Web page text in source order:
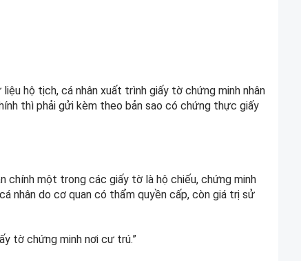
hộ tịch, cá nhân xuất trình giấy tờ chứng minh nhân
thì phải gửi kèm theo bản sao có chứng thực giấy
chính một trong các giấy tờ là hộ chiếu, chứng minh
nhân do cơ quan có thẩm quyền cấp, còn giá trị sử
tờ chứng minh nơi cư trú.”